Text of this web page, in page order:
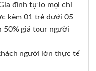
đình tự lo mọi chi
kèm 01 trẻ dưới 05
giá tour người
người lớn thực tế